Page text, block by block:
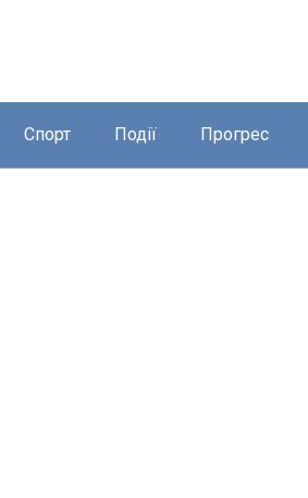
Спорт Події Прогрес